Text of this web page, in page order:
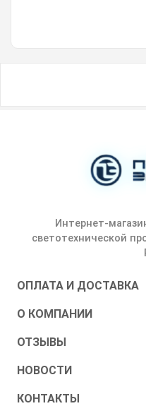
Интернет-
светотехнической
ОПЛАТА И ДОСТАВКА
О КОМПАНИИ
ОТЗЫВЫ
НОВОСТИ
КОНТАКТЫ